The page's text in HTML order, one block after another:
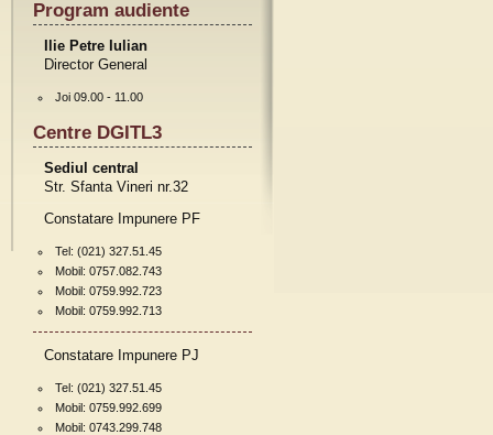
Program audiente
Ilie Petre Iulian
Director General
Joi 09.00 - 11.00
Centre DGITL3
Sediul central
Str. Sfanta Vineri nr.32
Constatare Impunere PF
Tel: (021) 327.51.45
Mobil: 0757.082.743
Mobil: 0759.992.723
Mobil: 0759.992.713
Constatare Impunere PJ
Tel: (021) 327.51.45
Mobil: 0759.992.699
Mobil: 0743.299.748